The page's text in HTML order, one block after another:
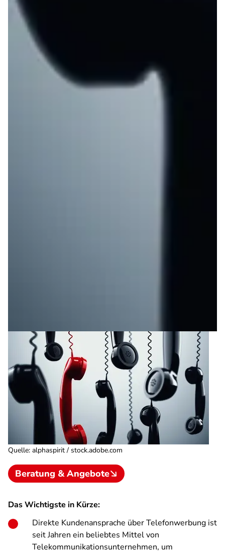
Quelle: alphaspirit / stock.adobe.com
Beratung & Angebote
Das Wichtigste in Kürze:
Direkte Kundenansprache über Telefonwerbung ist
seit Jahren ein beliebtes Mittel von
Telekommunikationsunternehmen, um